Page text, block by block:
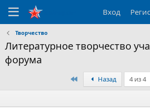
Вход
Творчество
Литературное творчество
форума
ПервыйНазад 4 из 4